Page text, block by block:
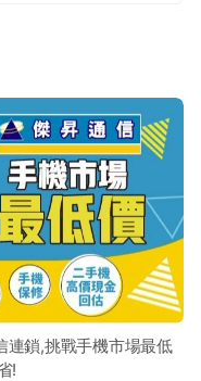
鎖,挑戰手機市場最低
!